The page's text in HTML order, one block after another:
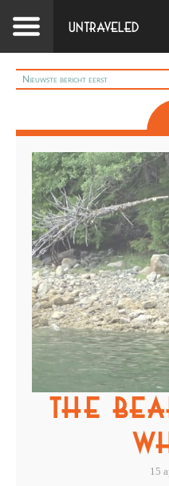
Untraveled
Nieuwste bericht eerst
Sorteer alfabetisch (Z-A)
The
15